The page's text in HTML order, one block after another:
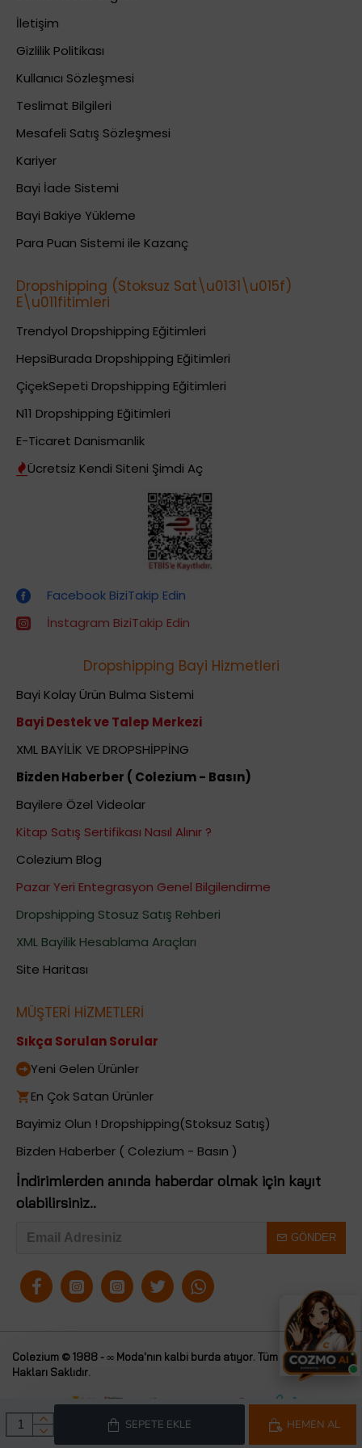
SEPETE EKLE HEMEN AL
İletişim
Gizlilik Politikası
Kullanıcı Sözleşmesi
Teslimat Bilgileri
Mesafeli Satış Sözleşmesi
Kariyer
Bayi İade Sistemi
Bayi Bakiye Yükleme
Para Puan Sistemi ile Kazanç
Dropshipping (Stoksuz Sat\u0131\u015f)
E\u011fitimleri
Trendyol Dropshipping Eğitimleri
HepsiBurada Dropshipping Eğitimleri
ÇiçekSepeti Dropshipping Eğitimleri
N11 Dropshipping Eğitimleri
E-Ticaret Danismanlik
Ücretsiz Kendi Siteni Şimdi Aç
Facebook BiziTakip Edin
İnstagram BiziTakip Edin
Dropshipping Bayi Hizmetleri
Bayi Kolay Ürün Bulma Sistemi
Bayi Destek ve Talep Merkezi
XML BAYİLİK VE DROPSHİPPİNG
Bizden Haberber ( Colezium - Basın)
Bayilere Özel Videolar
Kitap Satış Sertifikası Nasıl Alınır ?
Colezium Blog
Pazar Yeri Entegrasyon Genel Bilgilendirme
Dropshipping Stosuz Satış Rehberi
XML Bayilik Hesablama Araçları
Site Haritası
MÜŞTERİ HİZMETLERİ
Sıkça Sorulan Sorular
Yeni Gelen Ürünler
En Çok Satan Ürünler
Bayimiz Olun ! Dropshipping(Stoksuz Satış)
Bizden Haberber ( Colezium - Basın )
İndirimlerden anında haberdar olmak için kayıt
olabilirsiniz..
GÖNDER
Colezium © 1988 - ∞ Moda'nın kalbi burda atıyor. Tüm
Hakları Saklıdır.
Colezium